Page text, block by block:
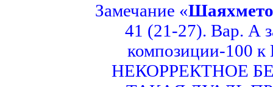
Замечание «
41 (21-27). Вар. А
композиции-100 к
НЕКОРРЕКТНОЕ